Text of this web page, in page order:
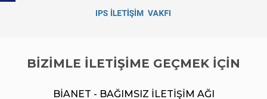
BİZİMLE İLETİŞİME GEÇMEK İÇİN
BİANET - BAĞIMSIZ İLETİŞİM AĞI